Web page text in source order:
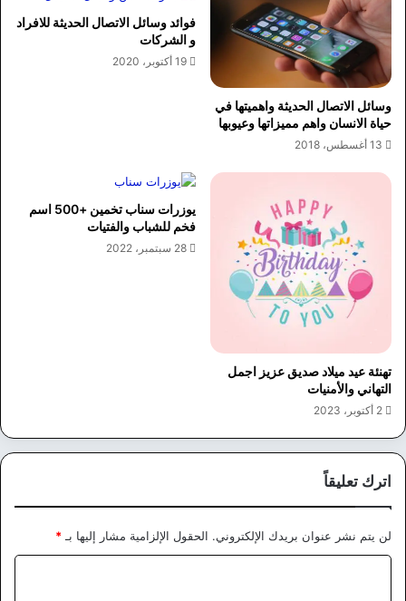
وسائل الاتصال الحديثة واهميتها في
حياة الانسان واهم مميزاتها وعيوبها
13 أغسطس، 2018
فوائد وسائل الاتصال الحديثة للافراد
و الشركات
19 أكتوبر، 2020
تهنئة عيد ميلاد صديق عزيز اجمل
التهاني والأمنيات
2 أكتوبر، 2023
يوزرات سناب تخمين +500 اسم
فخم للشباب والفتيات
28 سبتمبر، 2022
اترك تعليقاً
لن يتم نشر عنوان بريدك الإلكتروني. الحقول الإلزامية مشار إليها بـ *